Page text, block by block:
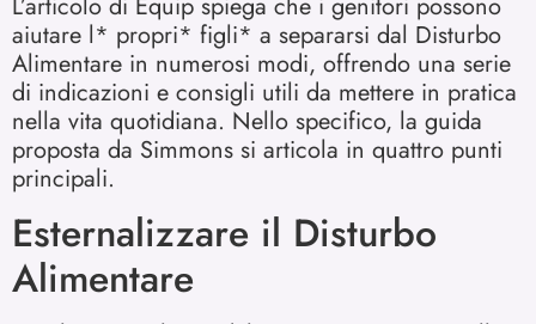
aiutare l* propri* figli* a separarsi dal Disturbo
Alimentare in numerosi modi, offrendo una serie
di indicazioni e consigli utili da mettere in pratica
nella vita quotidiana. Nello specifico, la guida
proposta da Simmons si articola in quattro punti
principali.
Esternalizzare il Disturbo
Alimentare